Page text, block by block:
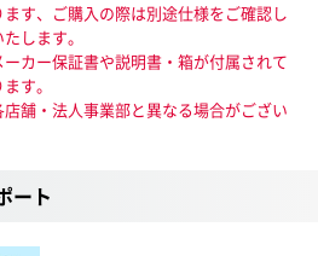
す、ご購入の際は別途仕様をご確認し
します。
カー保証書や説明書・箱が付属されて
す。
舗・法人事業部と異なる場合がござい
ート